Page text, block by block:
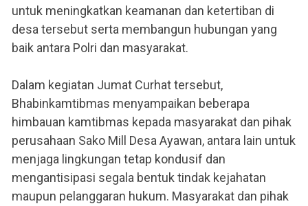
untuk meningkatkan keamanan dan ketertiban di
desa tersebut serta membangun hubungan yang
baik antara Polri dan masyarakat.
Dalam kegiatan Jumat Curhat tersebut,
Bhabinkamtibmas menyampaikan beberapa
himbauan kamtibmas kepada masyarakat dan pihak
perusahaan Sako Mill Desa Ayawan, antara lain untuk
menjaga lingkungan tetap kondusif dan
mengantisipasi segala bentuk tindak kejahatan
maupun pelanggaran hukum. Masyarakat dan pihak